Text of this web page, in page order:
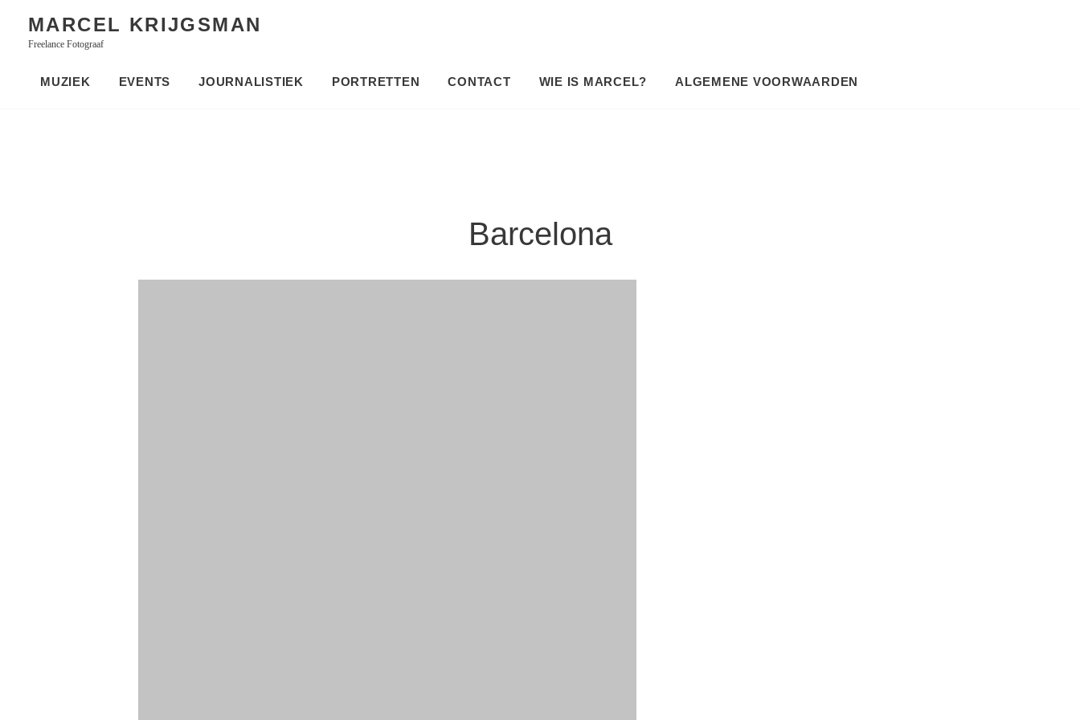
content
MARCEL KRIJGSMAN
Freelance Fotograaf
MUZIEK EVENTS JOURNALISTIEK PORTRETTEN CONTACT WIE IS MARCEL? ALGEMENE VOORWAARDEN
Barcelona